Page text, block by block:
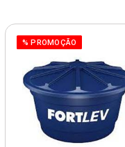
% PROMOÇÃO